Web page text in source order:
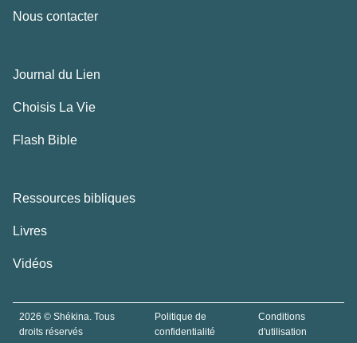
Nous contacter
Journal du Lien
Choisis La Vie
Flash Bible
Ressources bibliques
Livres
Vidéos
2026 © Shékina. Tous
droits réservés
Politique de
confidentialité
Conditions
d'utilisation